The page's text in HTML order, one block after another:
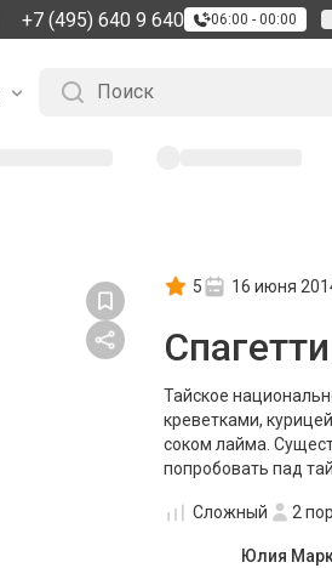
+7 (495) 640 9 640 06:00 - 00:00
5 16 июня
Тайское
креветками,
соком лайма.
попробовать пад
Сложный 2
Юлия